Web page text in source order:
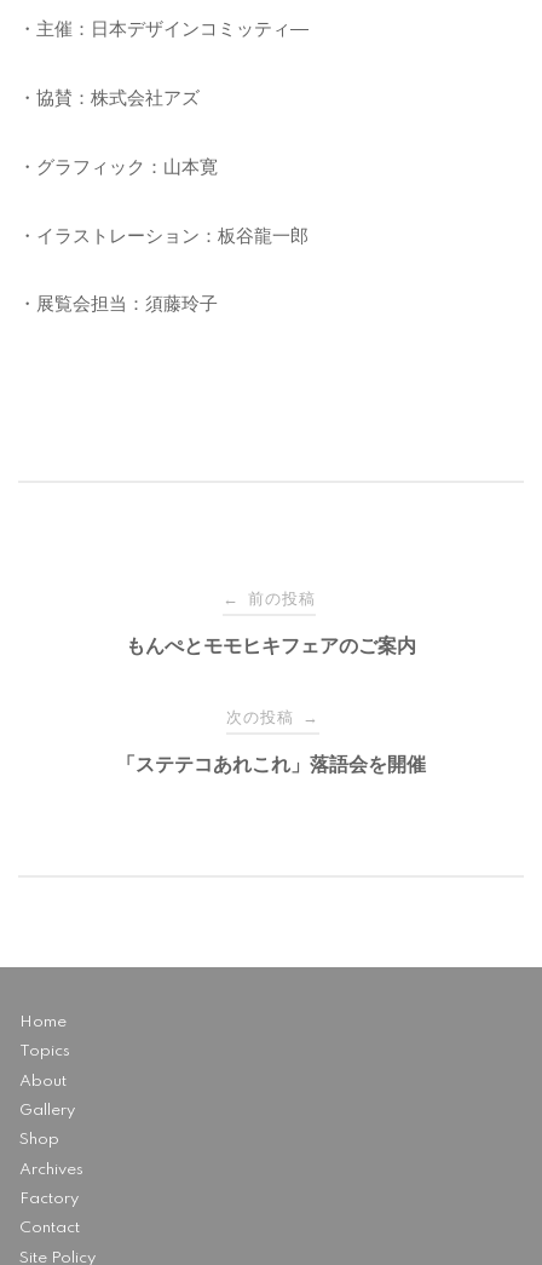
・主催：日本デザインコミッティ―
・協賛：株式会社アズ
・グラフィック：山本寛
・イラストレーション：板谷龍一郎
・展覧会担当：須藤玲子
ョ
ン
← 前の投稿
もんぺとモモヒキフェアのご案内
次の投稿 →
「ステテコあれこれ」落語会を開催
Home
Topics
About
Gallery
Shop
Archives
Factory
Contact
Site Policy